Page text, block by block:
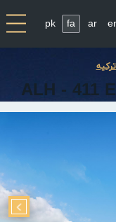
ar
fa
pk
ALH - 411